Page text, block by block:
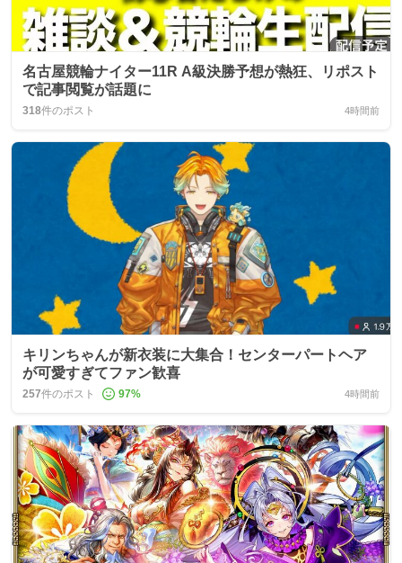
名古屋競輪ナイター11R A級決勝予想が熱狂、リポスト
で記事閲覧が話題に
318件のポスト 4時間前
キリンちゃんが新衣装に大集合！センターパートヘア
が可愛すぎてファン歓喜
257件のポスト 97% 4時間前